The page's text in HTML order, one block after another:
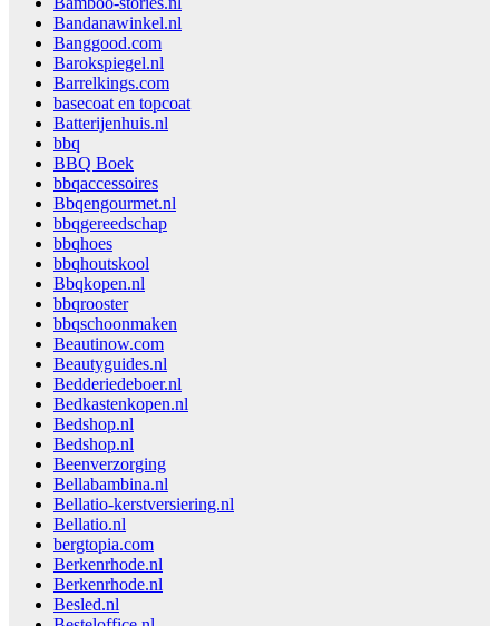
Bandanawinkel.nl
Banggood.com
Barokspiegel.nl
Barrelkings.com
basecoat en topcoat
Batterijenhuis.nl
bbq
BBQ Boek
bbqaccessoires
Bbqengourmet.nl
bbqgereedschap
bbqhoes
bbqhoutskool
Bbqkopen.nl
bbqrooster
bbqschoonmaken
Beautinow.com
Beautyguides.nl
Bedderiedeboer.nl
Bedkastenkopen.nl
Bedshop.nl
Bedshop.nl
Beenverzorging
Bellabambina.nl
Bellatio-kerstversiering.nl
Bellatio.nl
bergtopia.com
Berkenrhode.nl
Berkenrhode.nl
Besled.nl